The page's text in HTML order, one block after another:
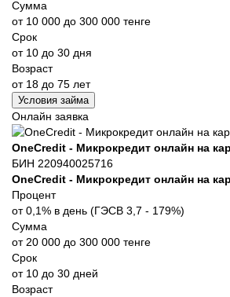
Сумма
от 10 000 до 300 000 тенге
Срок
от 10 до 30 дня
Возраст
от 18 до 75 лет
Условия займа
Онлайн заявка
OneCredit - Микрокредит онлайн на
БИН 220940025716
OneCredit - Микрокредит онлайн на
Процент
от 0,1% в день (ГЭСВ 3,7 - 179%)
Сумма
от 20 000 до 300 000 тенге
Срок
от 10 до 30 дней
Возраст